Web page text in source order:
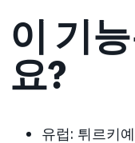
이 기
요?
유럽: 튀 르키예